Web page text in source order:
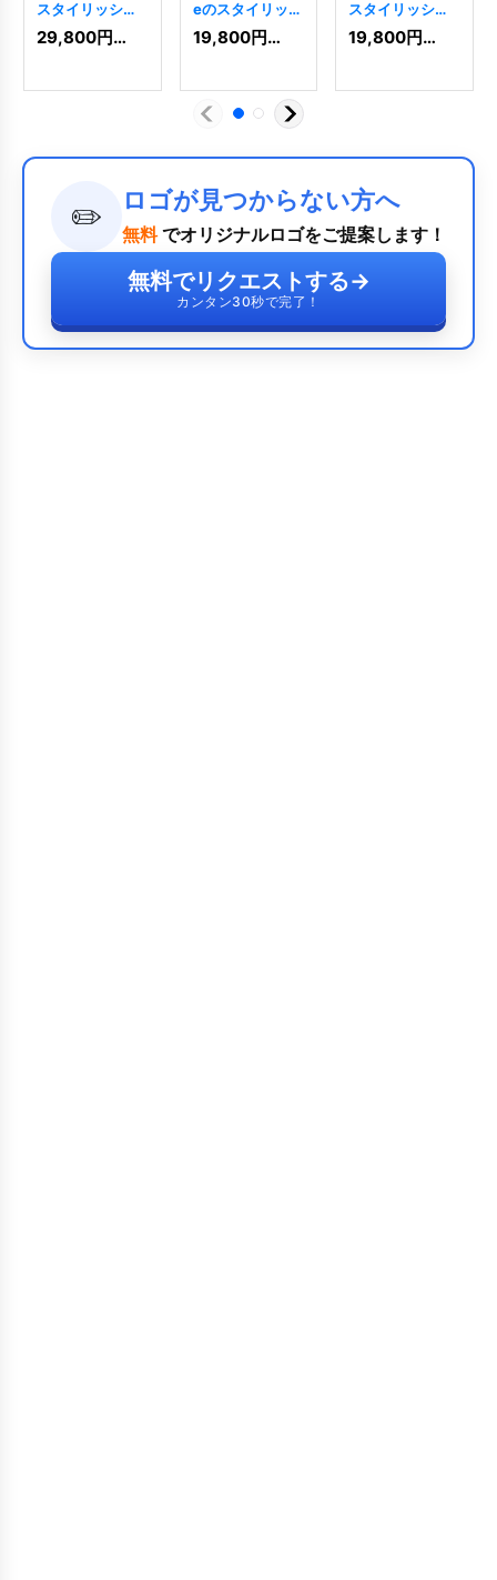
スタイリッシュ
なR文字ロゴ
[6269]
29,800円(税込)
eのスタイリッシ
ュなロゴ [2048
19,800円(税込)
スタイリッシュ
なI文字ロゴ
[10511 ]
19,800円(税込)
✏️ ロゴが見つからない方へ
無料 でオリジナルロゴをご提案します！
無料でリクエストする→
カンタン30秒で完了！